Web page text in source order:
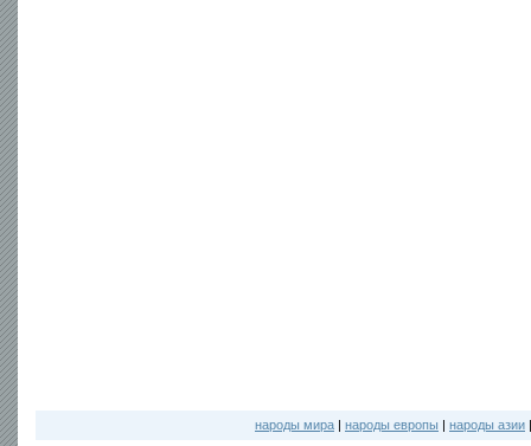
народы мира | народы европы | народы азии